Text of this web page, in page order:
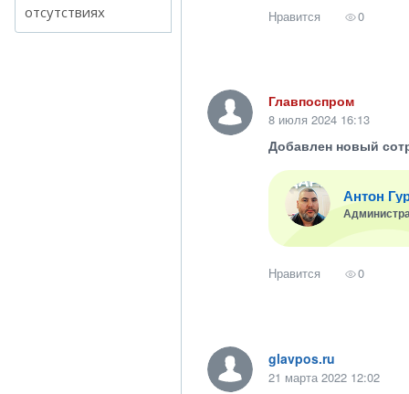
отсутствиях
Нравится 0
Главпоспром
8 июля 2024 16:13
Добавлен новый
Антон
Нравится 0
glavpos.ru
21 марта 2022 12:02